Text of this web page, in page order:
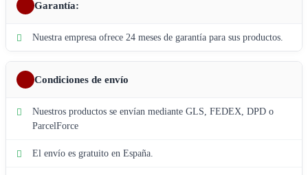
Garantía:
Nuestra empresa ofrece 24 meses de garantía para sus productos.
Condiciones de envío
Nuestros productos se envían mediante GLS, FEDEX, DPD o
ParcelForce
El envío es gratuito en España.